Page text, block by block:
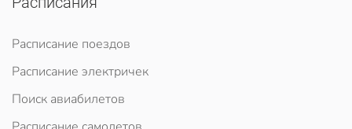
Расписание поездов
Расписание электричек
Поиск авиабилетов